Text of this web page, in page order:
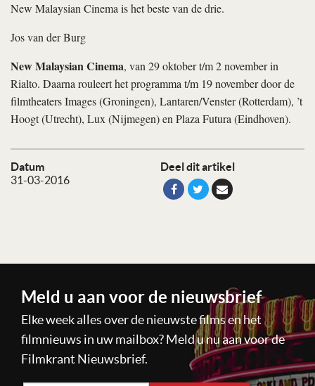
Datum
31-03-2016
Deel dit artikel
New Malaysian Cinema is het beste van de drie.
Jos van der Burg
New Malaysian Cinema, van 29 oktober t/m 2 november in
Rialto. Daarna rouleert het programma t/m 19 november door de
filmtheaters Images (Groningen), Lantaren/Venster (Rotterdam), ’t
Hoogt (Utrecht), Lux (Nijmegen) en Plaza Futura (Eindhoven).
Meld u aan voor de nieuwsbrief
Elke week alles over de nieuwste films en het
filmnieuws in uw mailbox? Meld u nu aan voor de
Filmkrant Nieuwsbrief.